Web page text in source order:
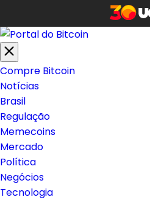
Compre Bitcoin
Notícias
Brasil
Regulação
Memecoins
Mercado
Política
Negócios
Tecnologia